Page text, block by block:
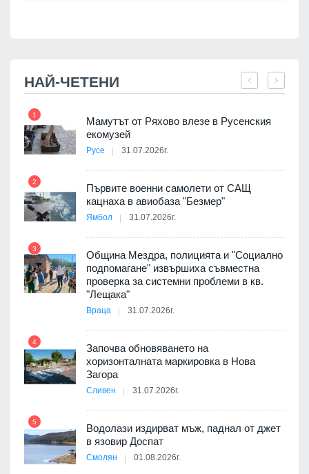
НАЙ-ЧЕТЕНИ
1
Мамутът от Ряхово влезе в Русенския
екомузей
Русе 31.07.2026г.
2
Първите военни самолети от САЩ
кацнаха в авиобаза "Безмер"
Ямбол 31.07.2026г.
3
Община Мездра, полицията и "Социално
подпомагане" извършиха съвместна
проверка за системни проблеми в кв.
"Лещака"
Враца 31.07.2026г.
4
Започва обновяването на
хоризонталната маркировка в Нова
Загора
Сливен 31.07.2026г.
5
Водолази издирват мъж, паднал от джет
в язовир Доспат
Смолян 01.08.2026г.